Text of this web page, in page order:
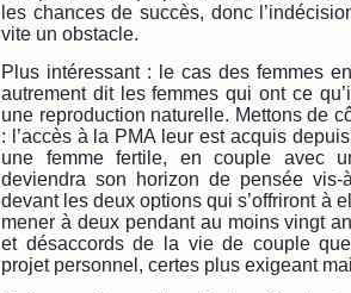
les chances de succès, donc
vite un obstacle.
Plus intéressant : le cas des femmes
autrement dit les femmes qui ont ce
une reproduction naturelle. Mettons de
: l’accès à la PMA leur est acquis
une femme fertile, en couple avec
deviendra son horizon de pensée vis-
devant les deux options qui s’offriront à
mener à deux pendant au moins vingt
et désaccords de la vie de couple
projet personnel, certes plus exigeant